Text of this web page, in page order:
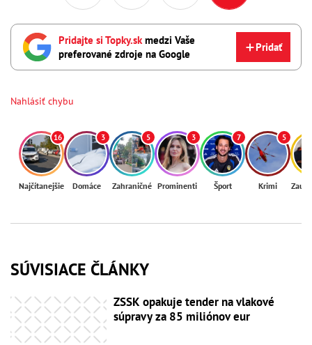
Pridajte si Topky.sk medzi Vaše
preferované zdroje na Google
Pridať
Nahlásiť chybu
16
Najčítanejšie
3
Domáce
5
Zahraničné
3
Prominenti
7
Šport
5
Krimi
SÚVISIACE ČLÁNKY
ZSSK opakuje tender na vlakové
súpravy za 85 miliónov eur